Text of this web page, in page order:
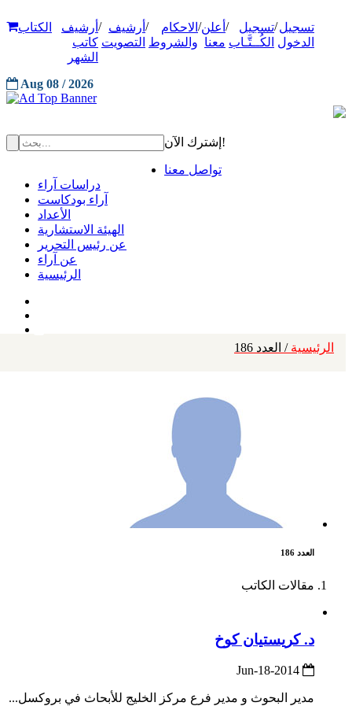
تسجيل
الدخول
/تسجيل
الكُــتَّـاب
/ أعلن
معنا
/ الاحكام
والشروط
/ أرشيف
التصويت
/ أرشيف
كاتب
الشهر
الكتاب
Aug 08 / 2026
إشترك الآن!
تواصل معنا
دراسات آراء
آراء بودكاست
الأعداد
الهيئة الاستشارية
عن رئيس التحرير
عن آراء
الرئيسية
الرئيسية / العدد 186
العدد 186
مقالات الكاتب
د. كريستيان كوخ
مدير البحوث و مدير فرع مركز الخليج للأبحاث في بروكسل...